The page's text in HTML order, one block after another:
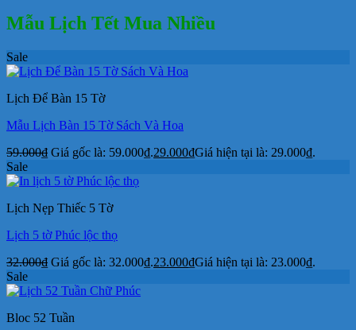
Mẫu Lịch Tết Mua Nhiều
Sale
Lịch Để Bàn 15 Tờ
Mẫu Lịch Bàn 15 Tờ Sách Và Hoa
59.000₫ Giá gốc là: 59.000₫.29.000₫Giá hiện tại là: 29.000₫.
Sale
Lịch Nẹp Thiếc 5 Tờ
Lịch 5 tờ Phúc lộc thọ
32.000₫ Giá gốc là: 32.000₫.23.000₫Giá hiện tại là: 23.000₫.
Sale
Bloc 52 Tuần